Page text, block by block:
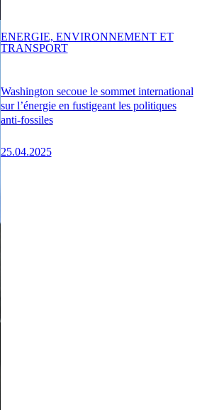
Washington secoue le sommet international
sur l’énergie en fustigeant les politiques
anti-fossiles
25.04.2025
ENERGIE, ENVIRONNEMENT ET
TRANSPORT